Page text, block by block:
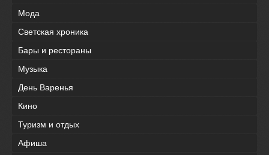
Мода
Светская хроника
Бары и рестораны
Музыка
День Варенья
Кино
Туризм и отдых
Афиша